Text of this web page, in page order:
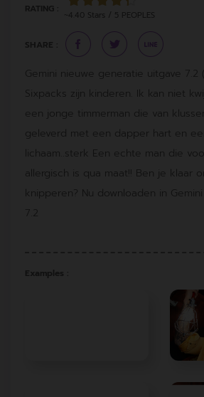
RATING :
~4.40 Stars / 5 PEOPLES
SHARE :
Gemini nieuwe generatie uitgave 7.2
Sixpacks zijn kinderen. Ik kan niet
een jonge timmerman die van
geleverd met een dapper hart en
lichaam..sterk Een echte man die
allergisch is qua maat!! Ben je klaar
knipperen? Nu downloaden in Gemini
7.2
Examples :